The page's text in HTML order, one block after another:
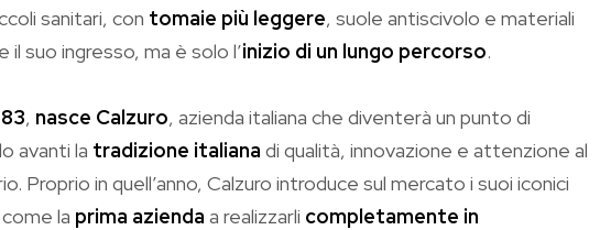
sanitari, con tomaie più leggere, suole antiscivolo e materiali
suo ingresso, ma è solo l’inizio di un lungo percorso.
, nasce Calzuro, azienda italiana che diventerà un punto di
avanti la tradizione italiana di qualità, innovazione e attenzione al
Proprio in quell’anno, Calzuro introduce sul mercato i suoi iconici
la prima azienda a realizzarli completamente in